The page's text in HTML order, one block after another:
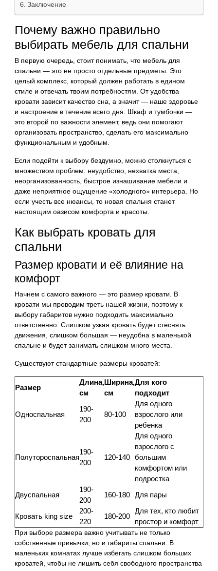
Заключение
Почему важно правильно
выбирать мебель для спальни
В первую очередь, стоит понимать, что мебель для
спальни — это не просто отдельные предметы. Это
целый комплекс, который должен работать в едином
стиле и отвечать твоим потребностям. От удобства
кровати зависит качество сна, а значит — наше здоровье
и настроение в течение всего дня. Шкаф и тумбочки —
это второй по важности элемент, ведь они помогают
организовать пространство, сделать его максимально
функциональным и удобным.
Если подойти к выбору бездумно, можно столкнуться с
множеством проблем: неудобство, нехватка места,
неорганизованность, быстрое изнашивание мебели и
даже неприятное ощущение «холодного» интерьера. Но
если учесть все нюансы, то новая спальня станет
настоящим оазисом комфорта и красоты.
Как выбрать кровать для
спальни
Размер кровати и её влияние на
комфорт
Начнем с самого важного — это размер кровати. В
кровати мы проводим треть нашей жизни, поэтому к
выбору габаритов нужно подходить максимально
ответственно. Слишком узкая кровать будет стеснять
движения, слишком большая — неудобна в маленькой
спальне и будет занимать слишком много места.
Существуют стандартные размеры кроватей:
Размер
Длина,
см
Ширина,
см
Для кого
подходит
Односпальная
190-
200
80-100
Для одного
взрослого или
ребенка
Полутороспальная
190-
200
120-140
Для одного
взрослого с
большим
комфортом или
подростка
Двуспальная
190-
200
160-180 Для пары
Кровать king size
200-
220
180-200
Для тех, кто любит
простор и комфорт
При выборе размера важно учитывать не только
собственные привычки, но и габариты спальни. В
маленьких комнатах лучше избегать слишком больших
кроватей, чтобы не лишить себя свободного пространства